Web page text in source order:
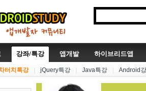
강좌/특강 앱개발 하이브리드앱
터치특강 jQuery특강 Java특강 Android